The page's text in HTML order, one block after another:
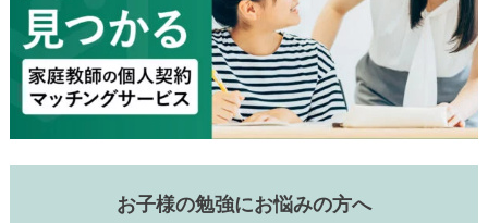
お子様の勉強にお悩みの方へ